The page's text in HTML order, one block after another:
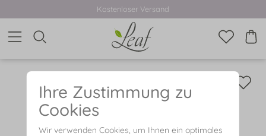
Kostenloser Versand
Ihre Zustimmung zu
Cookies
Wir verwenden Cookies, um Ihnen ein optimales